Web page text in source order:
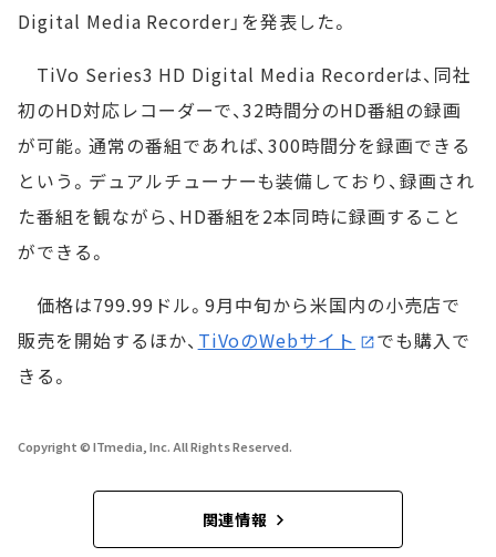
Digital Media Recorder」を発表した。
TiVo Series3 HD Digital Media Recorderは、同社
初のHD対応レコーダーで、32時間分のHD番組の録画
が可能。通常の番組であれば、300時間分を録画できる
という。デュアルチューナーも装備しており、録画され
た番組を観ながら、HD番組を2本同時に録画すること
ができる。
価格は799.99ドル。9月中旬から米国内の小売店で
販売を開始するほか、 TiVoのWebサイト
でも購入で
きる。
Copyright © ITmedia, Inc. All Rights Reserved.
関連情報